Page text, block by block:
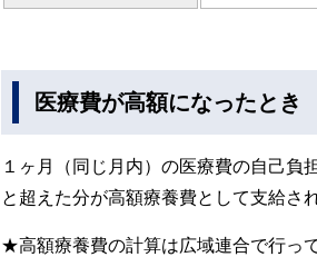
医療費が高額になったとき
１ヶ月（同じ月内）の医療費の自己負
と超えた分が高額療養費として支給さ
★高額療養費の計算は広域連合で行っ